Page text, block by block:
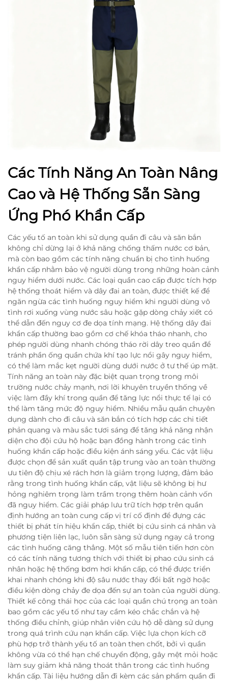
Các Tính Năng An Toàn Nâng
Cao và Hệ Thống Sẵn Sàng
Ứng Phó Khẩn Cấp
Các yếu tố an toàn khi sử dụng quần đi câu và săn bắn
không chỉ dừng lại ở khả năng chống thấm nước cơ bản,
mà còn bao gồm các tính năng chuẩn bị cho tình huống
khẩn cấp nhằm bảo vệ người dùng trong những hoàn cảnh
nguy hiểm dưới nước. Các loại quần cao cấp được tích hợp
hệ thống thoát hiểm và dây đai an toàn, được thiết kế để
ngăn ngừa các tình huống nguy hiểm khi người dùng vô
tình rơi xuống vùng nước sâu hoặc gặp dòng chảy xiết có
thể dẫn đến nguy cơ đe dọa tính mạng. Hệ thống dây đai
khẩn cấp thường bao gồm cơ chế khóa tháo nhanh, cho
phép người dùng nhanh chóng tháo rời dây treo quần để
tránh phần ống quần chứa khí tạo lực nổi gây nguy hiểm,
có thể làm mắc kẹt người dùng dưới nước ở tư thế úp mặt.
Tính năng an toàn này đặc biệt quan trọng trong môi
trường nước chảy mạnh, nơi lời khuyên truyền thống về
việc làm đầy khí trong quần để tăng lực nổi thực tế lại có
thể làm tăng mức độ nguy hiểm. Nhiều mẫu quần chuyên
dụng dành cho đi câu và săn bắn có tích hợp các chi tiết
phản quang và màu sắc tươi sáng để tăng khả năng nhận
diện cho đội cứu hộ hoặc bạn đồng hành trong các tình
huống khẩn cấp hoặc điều kiện ánh sáng yếu. Các vật liệu
được chọn để sản xuất quần tập trung vào an toàn thường
ưu tiên độ chịu xé rách hơn là giảm trọng lượng, đảm bảo
rằng trong tình huống khẩn cấp, vật liệu sẽ không bị hư
hỏng nghiêm trọng làm trầm trọng thêm hoàn cảnh vốn
đã nguy hiểm. Các giải pháp lưu trữ tích hợp trên quần
định hướng an toàn cung cấp vị trí cố định để đựng các
thiết bị phát tín hiệu khẩn cấp, thiết bị cứu sinh cá nhân và
phương tiện liên lạc, luôn sẵn sàng sử dụng ngay cả trong
các tình huống căng thẳng. Một số mẫu tiên tiến hơn còn
có các tính năng tương thích với thiết bị phao cứu sinh cá
nhân hoặc hệ thống bơm hơi khẩn cấp, có thể được triển
khai nhanh chóng khi độ sâu nước thay đổi bất ngờ hoặc
điều kiện dòng chảy đe dọa đến sự an toàn của người dùng.
Thiết kế công thái học của các loại quần chú trọng an toàn
bao gồm các yếu tố như tay cầm kéo chắc chắn và hệ
thống điều chỉnh, giúp nhân viên cứu hộ dễ dàng sử dụng
trong quá trình cứu nạn khẩn cấp. Việc lựa chọn kích cỡ
phù hợp trở thành yếu tố an toàn then chốt, bởi vì quần
không vừa có thể hạn chế chuyển động, gây mệt mỏi hoặc
làm suy giảm khả năng thoát thân trong các tình huống
khẩn cấp. Tài liệu hướng dẫn đi kèm các sản phẩm quần đi